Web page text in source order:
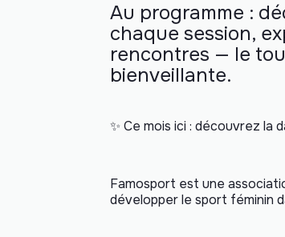
Au programme :
chaque session,
rencontres — le
bienveillante.
✨ Ce mois ici : découvrez la
Famosport est une
développer le sport féminin